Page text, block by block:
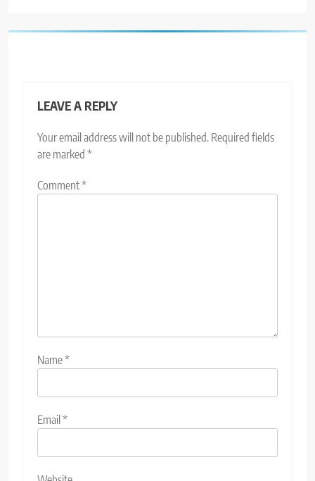
LEAVE A REPLY
Your email address will not be published. Required fields
are marked *
Comment*
Name*
Email*